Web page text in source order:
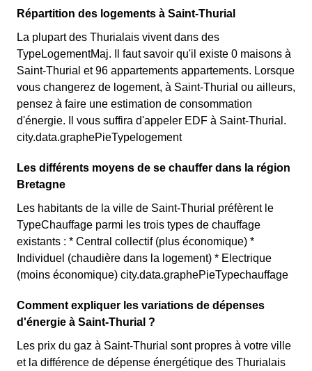
Répartition des logements à Saint-Thurial
La plupart des Thurialais vivent dans des
TypeLogementMaj. Il faut savoir qu'il existe 0 maisons à
Saint-Thurial et 96 appartements appartements. Lorsque
vous changerez de logement, à Saint-Thurial ou ailleurs,
pensez à faire une estimation de consommation
d'énergie. Il vous suffira d'appeler EDF à Saint-Thurial.
city.data.graphePieTypelogement
Les différents moyens de se chauffer dans la région
Bretagne
Les habitants de la ville de Saint-Thurial préfèrent le
TypeChauffage parmi les trois types de chauffage
existants : * Central collectif (plus économique) *
Individuel (chaudière dans la logement) * Electrique
(moins économique) city.data.graphePieTypechauffage
Comment expliquer les variations de dépenses
d'énergie à Saint-Thurial ?
Les prix du gaz à Saint-Thurial sont propres à votre ville
et la différence de dépense énergétique des Thurialais